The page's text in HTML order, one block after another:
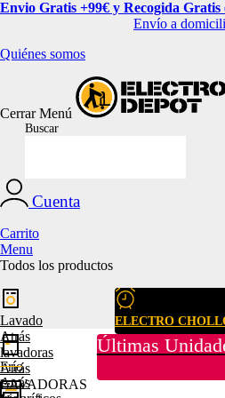
Envio Gratis +99€ y Recogida Gratis
Envío a
Quiénes somos
CerrarMenú
Buscar
Cuenta
Carrito
Menu
Todos los productos
ELECTRO
Últimas
Lavado
Atrás
lavadoras
Atrás
LAVADORAS
Frío
Atrás